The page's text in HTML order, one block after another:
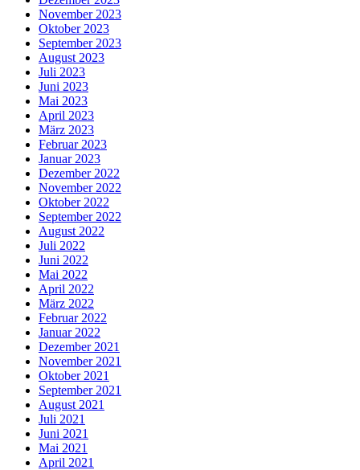
November 2023
Oktober 2023
September 2023
August 2023
Juli 2023
Juni 2023
Mai 2023
April 2023
März 2023
Februar 2023
Januar 2023
Dezember 2022
November 2022
Oktober 2022
September 2022
August 2022
Juli 2022
Juni 2022
Mai 2022
April 2022
März 2022
Februar 2022
Januar 2022
Dezember 2021
November 2021
Oktober 2021
September 2021
August 2021
Juli 2021
Juni 2021
Mai 2021
April 2021